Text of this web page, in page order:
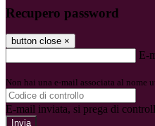
Recupero password
button close ×
E-
Non hai una e-mail associata al nome
E-mail inviata, si prega di